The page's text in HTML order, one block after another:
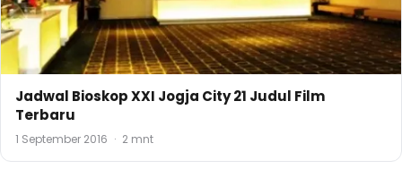
Jadwal Bioskop XXI Jogja City 21 Judul Film
Terbaru
1 September 2016 · 2 mnt